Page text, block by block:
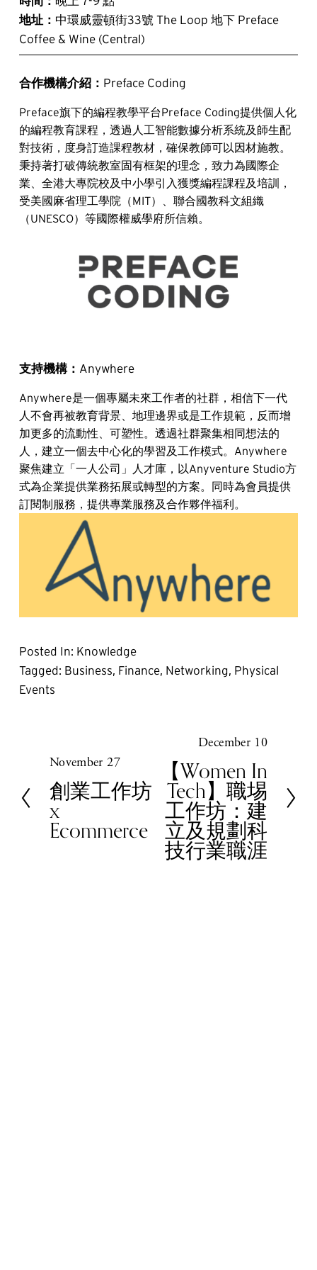
地址： 中環威靈頓街33號 The Loop 地下 Preface
Coffee & Wine (Central)
合作機構介紹： Preface Coding
Preface旗下的編程教學平台Preface Coding提供個人化
的編程教育課程，透過人工智能數據分析系統及師生配
對技術，度身訂造課程教材，確保教師可以因材施教。
秉持著打破傳統教室固有框架的理念，致力為國際企
業、全港大專院校及中小學引入獲獎編程課程及培訓，
受美國麻省理工學院（MIT）、聯合國教科文組織
（UNESCO）等國際權威學府所信賴。
支持機構： Anywhere
Anywhere是一個專屬未來工作者的社群，相信下一代
人不會再被教育背景、地理邊界或是工作規範，反而增
加更多的流動性、可塑性。透過社群聚集相同想法的
人，建立一個去中心化的學習及工作模式。Anywhere
聚焦建立「一人公司」人才庫，以Anyventure Studio方
式為企業提供業務拓展或轉型的方案。同時為會員提供
訂閱制服務，提供專業服務及合作夥伴福利。
Posted In: Knowledge
Tagged: Business Finance, Networking Physical
Events
P
r
e
v
i
November 27
創業工作坊
x
Ecommerce
December 10
【Women In
Tech】職埸
工作坊：建
立及規劃科
技行業職涯